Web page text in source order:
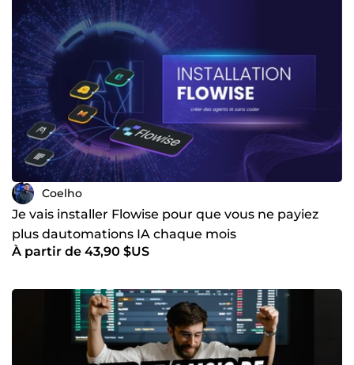
Coelho
Je vais installer Flowise pour que vous ne payiez
plus dautomations IA chaque mois
À partir de 43,90 $US